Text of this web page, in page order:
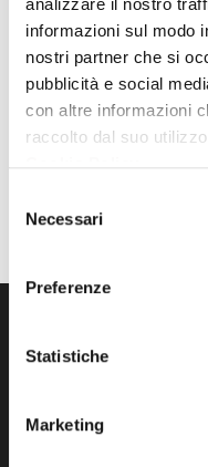
informazioni sul modo
nostri partner che si
pubblicità e social
con altre informazioni
raccolto dal suo
delNecessari
Preferenze
Statistiche
Marketing
Europa
Tra storia politica e
Francesco
Centro Culturale